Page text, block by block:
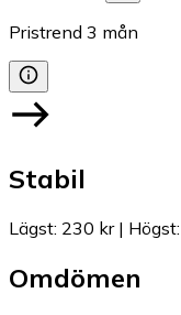
Pristrend 3 mån
Stabil
Lägst: 230 kr| Högst:
Omdömen